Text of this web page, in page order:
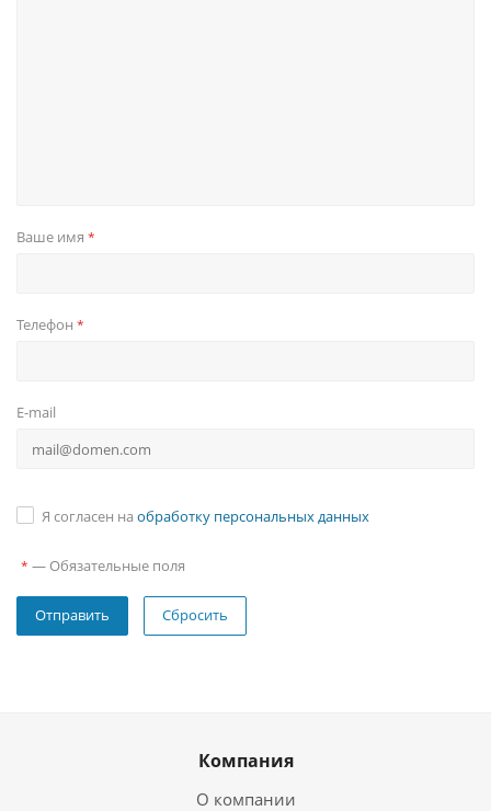
Ваше имя *
Телефон *
E-mail
Я согласен на обработку персональных данных
* — Обязательные поля
Сбросить
Компания
О компании